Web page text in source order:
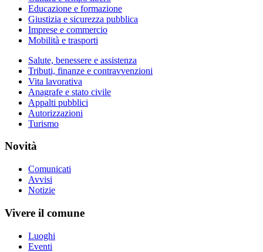
Educazione e formazione
Giustizia e sicurezza pubblica
Imprese e commercio
Mobilità e trasporti
Salute, benessere e assistenza
Tributi, finanze e contravvenzioni
Vita lavorativa
Anagrafe e stato civile
Appalti pubblici
Autorizzazioni
Turismo
Novità
Comunicati
Avvisi
Notizie
Vivere il comune
Luoghi
Eventi